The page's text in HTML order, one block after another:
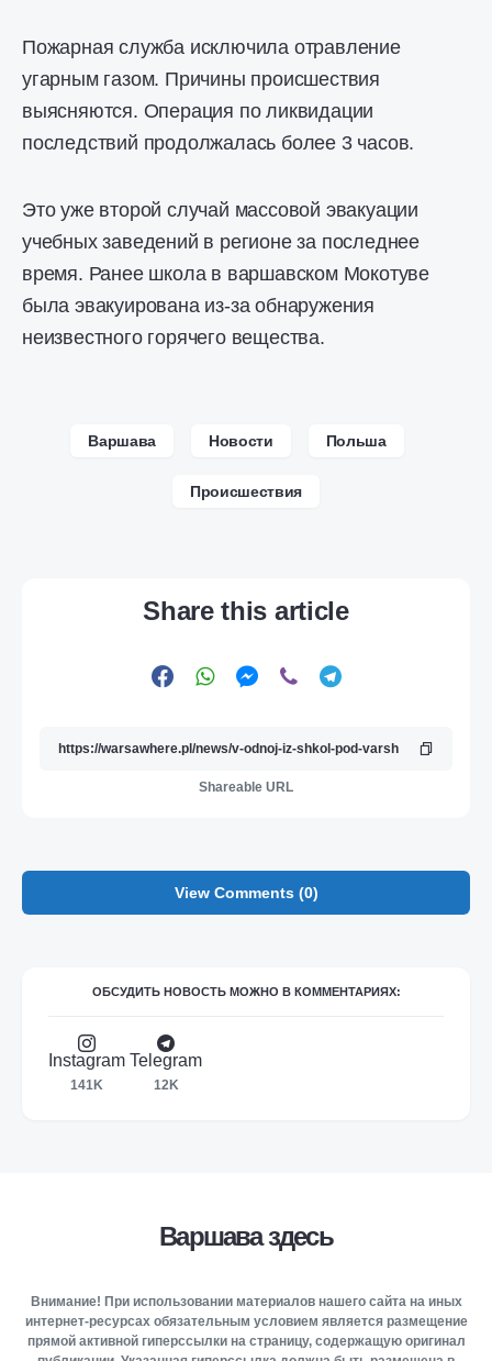
Пожарная служба исключила отравление
угарным газом. Причины происшествия
выясняются. Операция по ликвидации
последствий продолжалась более 3 часов.
Это уже второй случай массовой эвакуации
учебных заведений в регионе за последнее
время. Ранее школа в варшавском Мокотуве
была эвакуирована из-за обнаружения
неизвестного горячего вещества.
Варшава Новости Польша
Происшествия
Share this article
Shareable URL
View Comments (0)
ОБСУДИТЬ НОВОСТЬ МОЖНО В КОММЕНТАРИЯХ:
Instagram
141K
Telegram
12K
Варшава здесь
Внимание! При использовании материалов нашего сайта на иных
интернет-ресурсах обязательным условием является размещение
прямой активной гиперссылки на страницу, содержащую оригинал